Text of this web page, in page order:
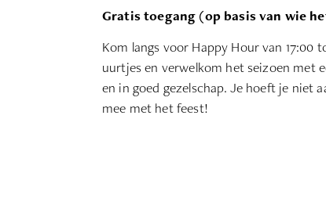
Gratis toegang (op basis van wie
Kom langs voor Happy Hour van 17:00
uurtjes en verwelkom het seizoen met
en in goed gezelschap. Je hoeft je niet
mee met het feest!